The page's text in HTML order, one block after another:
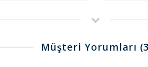
Müşteri Yorumları